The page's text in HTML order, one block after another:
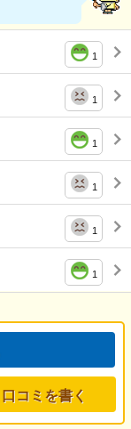
1
1
1
1
1
1
口コミを書く